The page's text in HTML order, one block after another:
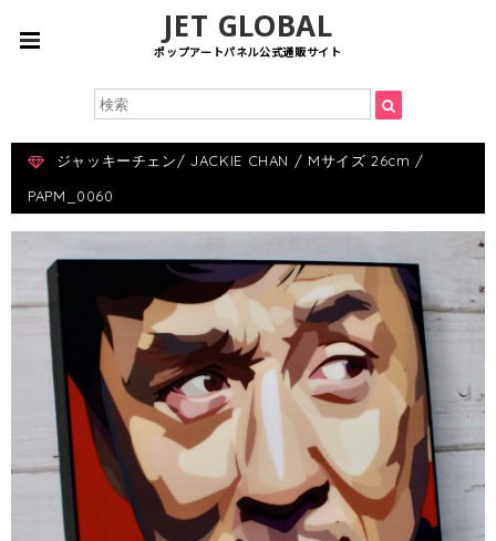
JET GLOBAL
ポップアートパネル公式通販サイト
ジャッキーチェン/ JACKIE CHAN / Mサイズ 26cm /
PAPM_0060